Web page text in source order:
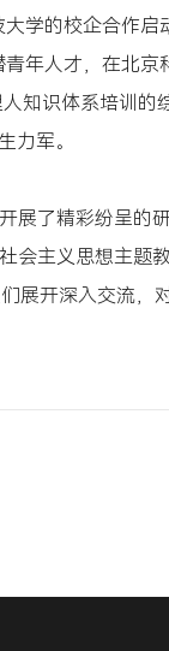
学的校企合作启
年人才，在北京
知识体系培训的
力军。
展了精彩纷呈的
会主义思想主题
展开深入交流，